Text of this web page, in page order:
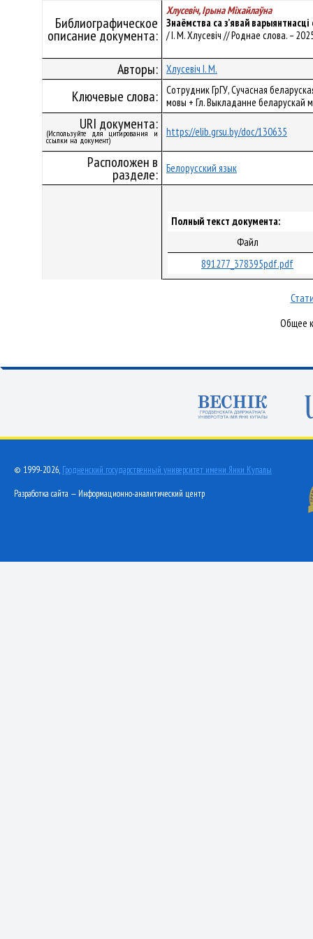
Библиографическое
описание документа:
Хлусевіч, Ірына Міхайлаўна
Знаёмства са з’явай
/ І. М. Хлусевіч // Роднае слова. –
Авторы: Хлусевіч І. М.
Ключевые слова:
Сотрудник ГрГУ, Сучасная
мовы + Гл. Выкладанне беларускай
URI документа:
(Используйте для цитирования и
ссылки на документ)
https://elib.grsu.by/doc/130635
Расположен в
разделе: Белорусский язык
Полный текст документа:
Файл
891277_378395pdf.pdf
Общее
© 1999-2026, Гродненский государственный университет имени Янки Купалы
Разработка сайта — Информационно-аналитический центр